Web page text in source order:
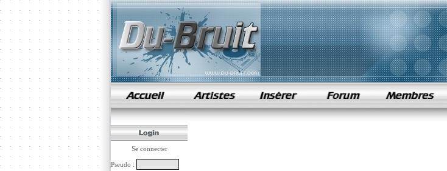
samples de rap
Se connecter
Pseudo :